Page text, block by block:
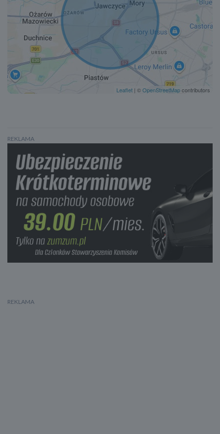
Leaflet | ©OpenStreetMapcontributors
REKLAMA